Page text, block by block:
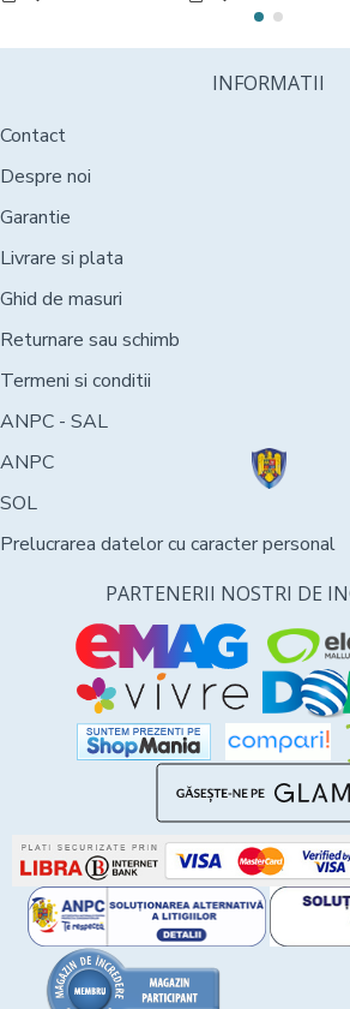
INFORMATII
Contact
Despre noi
Garantie
Livrare si plata
Ghid de masuri
Returnare sau schimb
Termeni si conditii
ANPC - SAL
ANPC
SOL
Prelucrarea datelor cu caracter personal
PARTENERII NOSTRI DE